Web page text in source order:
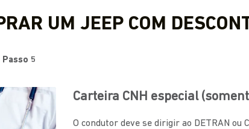
UM JEEP COM
Passo 5
Carteira CNH especial
O condutor deve se dirigir ao DETRAN